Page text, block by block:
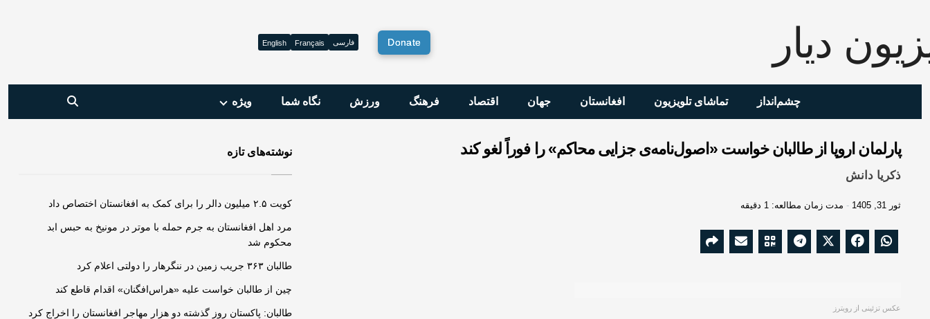
Donate فارسی Français
English
چشم‌انداز تماشای تلویزیون افغانستان جهان اقتصاد فرهنگ ورزش نگاه شما ویژه‌
پارلمان اروپا از طالبان خواست «اصول‌نامه‌ی جزایی محاکم» را فوراً لغو کند
ذکریا دانش
ثور 31, 1405 مدت زمان مطالعه: 1 دقیقه
عکس تزئینی از رویترز
نوشته‌های تازه
کویت ۲.۵ میلیون دالر را برای کمک به افغانستان اختصاص داد
مرد اهل افغانستان به جرم حمله‌ با موتر در مونیخ به حبس ابد
محکوم شد
طالبان ۳۶۳ جریب زمین در ننگرهار را دولتی اعلام کرد
چین از طالبان خواست علیه «هراس‌افگنان» اقدام قاطع کند
طالبان: پاکستان روز گذشته دو هزار مهاجر افغانستان را اخراج کرد